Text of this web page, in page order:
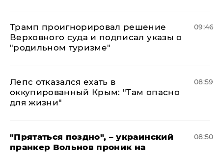
Трамп проигнорировал решение
Верховного суда и подписал указы о
"родильном туризме"
09:46
Лепс отказался ехать в
оккупированный Крым: "Там опасно
для жизни"
08:59
"Прятаться поздно", – украинский
пранкер Вольнов проник на
08:50